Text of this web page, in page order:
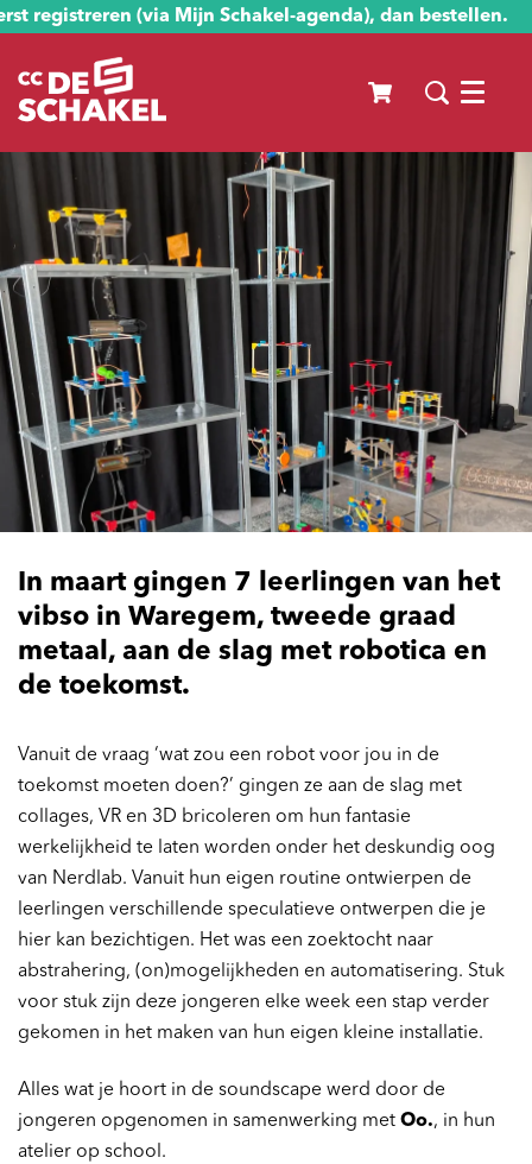
registreren (via Mijn Schakel-agenda), dan bestellen.
Menu
In maart gingen 7 leerlingen van het
vibso in Waregem, tweede graad
metaal, aan de slag met robotica en
de toekomst.
Vanuit de vraag ‘wat zou een robot voor jou in de
toekomst moeten doen?’ gingen ze aan de slag met
collages, VR en 3D bricoleren om hun fantasie
werkelijkheid te laten worden onder het deskundig oog
van Nerdlab. Vanuit hun eigen routine ontwierpen de
leerlingen verschillende speculatieve ontwerpen die je
hier kan bezichtigen. Het was een zoektocht naar
abstrahering, (on)mogelijkheden en automatisering. Stuk
voor stuk zijn deze jongeren elke week een stap verder
gekomen in het maken van hun eigen kleine installatie.
Alles wat je hoort in de soundscape werd door de
jongeren opgenomen in samenwerking met Oo., in hun
atelier op school.